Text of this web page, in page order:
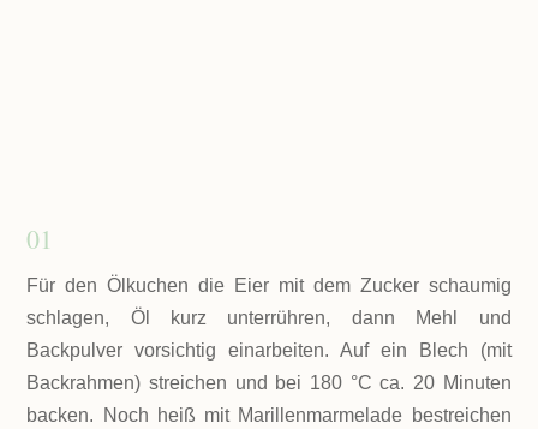
01
Für den Ölkuchen die Eier mit dem Zucker schaumig
schlagen, Öl kurz unterrühren, dann Mehl und
Backpulver vorsichtig einarbeiten. Auf ein Blech (mit
Backrahmen) streichen und bei 180 °C ca. 20 Minuten
backen. Noch heiß mit Marillenmarmelade bestreichen